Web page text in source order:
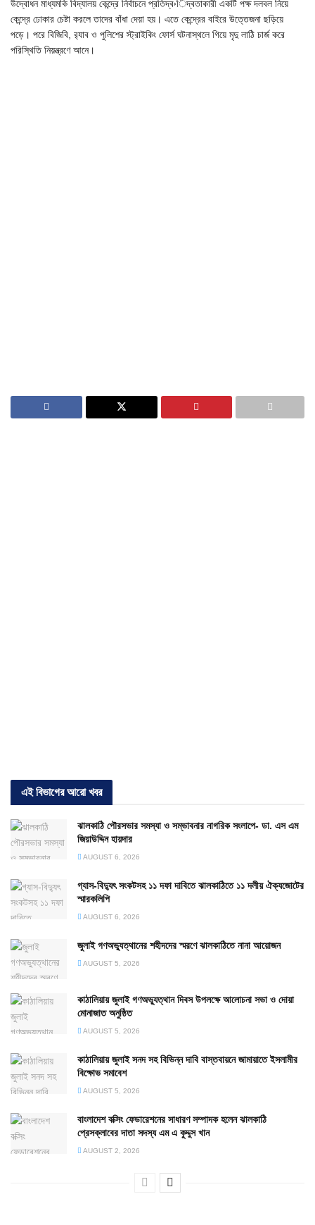
উদ্বোধন মাধ্যমকি বিদ্যালয় কেন্দ্রে নির্বাচনে প্রতিদ্ব›িদ্বতাকারী একটি পক্ষ দলবল নিয়ে
কেন্দ্রে ঢোকার চেষ্টা করলে তাদের বাঁধা দেয়া হয়। এতে কেন্দ্রের বাইরে উত্তেজনা ছড়িয়ে
পড়ে। পরে বিজিবি, র‌্যাব ও পুলিশের স্ট্রাইকিং ফোর্স ঘটনাস্থলে গিয়ে মৃদু লাঠি চার্জ করে
পরিস্থিতি নিয়ন্ত্রণে আনে।
এই বিভাগের আরো খবর
ঝালকাঠি পৌরসভার সমস্যা ও সম্ভাবনার নাগরিক সংলাপে- ডা. এস এম
জিয়াউদ্দিন হায়দার
AUGUST 6, 2026
গ্যাস-বিদ্যুৎ সংকটসহ ১১ দফা দাবিতে ঝালকাঠিতে ১১ দলীয় ঐক্যজোটের
স্মারকলিপি
AUGUST 6, 2026
জুলাই গণঅভ্যুত্থানের শহীদদের স্মরণে ঝালকাঠিতে নানা আয়োজন
AUGUST 5, 2026
কাঠালিয়ায় জুলাই গণঅভ্যুত্থান দিবস উপলক্ষে আলোচনা সভা ও দোয়া
মোনাজাত অনুষ্ঠিত
AUGUST 5, 2026
কাঠালিয়ায় জুলাই সনদ সহ বিভিন্ন দাবি বাস্তবায়নে জামায়াতে ইসলামীর
বিক্ষোভ সমাবেশ
AUGUST 5, 2026
বাংলাদেশ বক্সিং ফেডারেশনের সাধারণ সম্পাদক হলেন ঝালকাঠি
প্রেসক্লাবের দাতা সদস্য এম এ কুদ্দুস খান
AUGUST 2, 2026